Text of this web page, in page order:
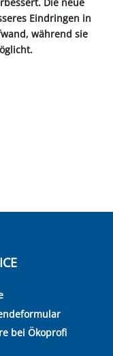
Eindringen in
während sie
bei Ökoprofi